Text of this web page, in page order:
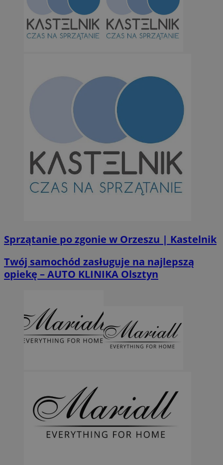
Sprzątanie po zgonie w Orzeszu | Kastelnik
Twój samochód zasługuje na najlepszą
opiekę – AUTO KLINIKA Olsztyn